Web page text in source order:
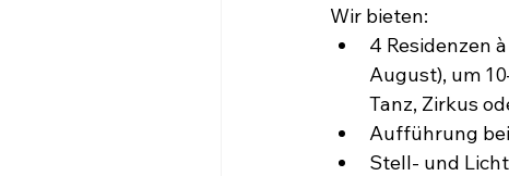
Wir bieten:
4 Residenzen
August), um
Tanz, Zirkus
Aufführung
Stell- und